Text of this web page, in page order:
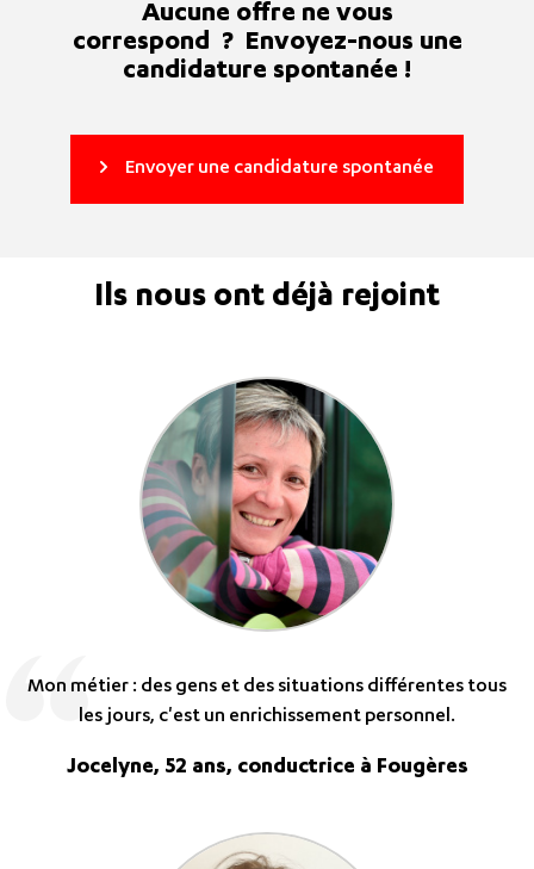
Aucune offre ne vous
correspond ? Envoyez-nous une
candidature spontanée !
Envoyer une candidature spontanée
Ils nous ont déjà rejoint
Mon métier : des gens et des situations différentes tous
les jours, c'est un enrichissement personnel.
Jocelyne, 52 ans, conductrice à Fougères